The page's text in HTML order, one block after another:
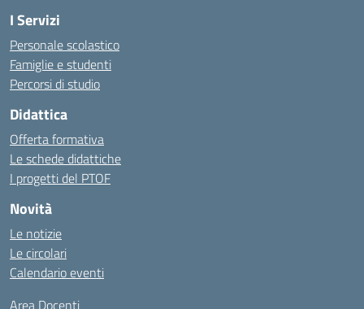
I Servizi
Personale scolastico
Famiglie e studenti
Percorsi di studio
Didattica
Offerta formativa
Le schede didattiche
I progetti del PTOF
Novità
Le notizie
Le circolari
Calendario eventi
Area Docenti